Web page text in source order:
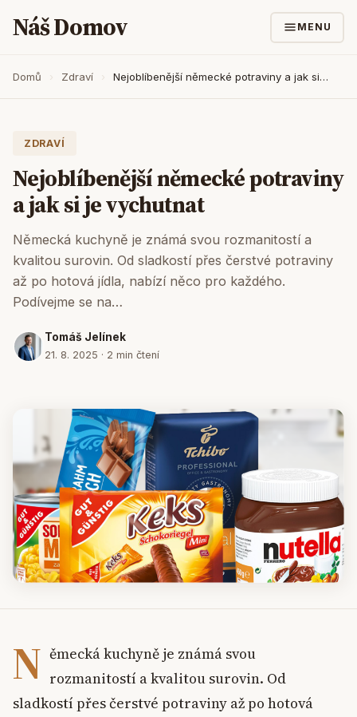
Náš Domov MENU
Domů › Zdraví › Nejoblíbenější německé potraviny a jak si…
ZDRAVÍ
Nejoblíbenější německé potraviny
a jak si je vychutnat
Německá kuchyně je známá svou rozmanitostí a
kvalitou surovin. Od sladkostí přes čerstvé potraviny
až po hotová jídla, nabízí něco pro každého.
Podívejme se na…
Tomáš Jelínek
21. 8. 2025 · 2 min čtení
N ěmecká kuchyně je známá svou
rozmanitostí a kvalitou surovin. Od
sladkostí přes čerstvé potraviny až po hotová